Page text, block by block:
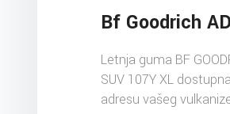
Bf Goodrich
Letnja guma BF
SUV 107Y XL
adresu vašeg